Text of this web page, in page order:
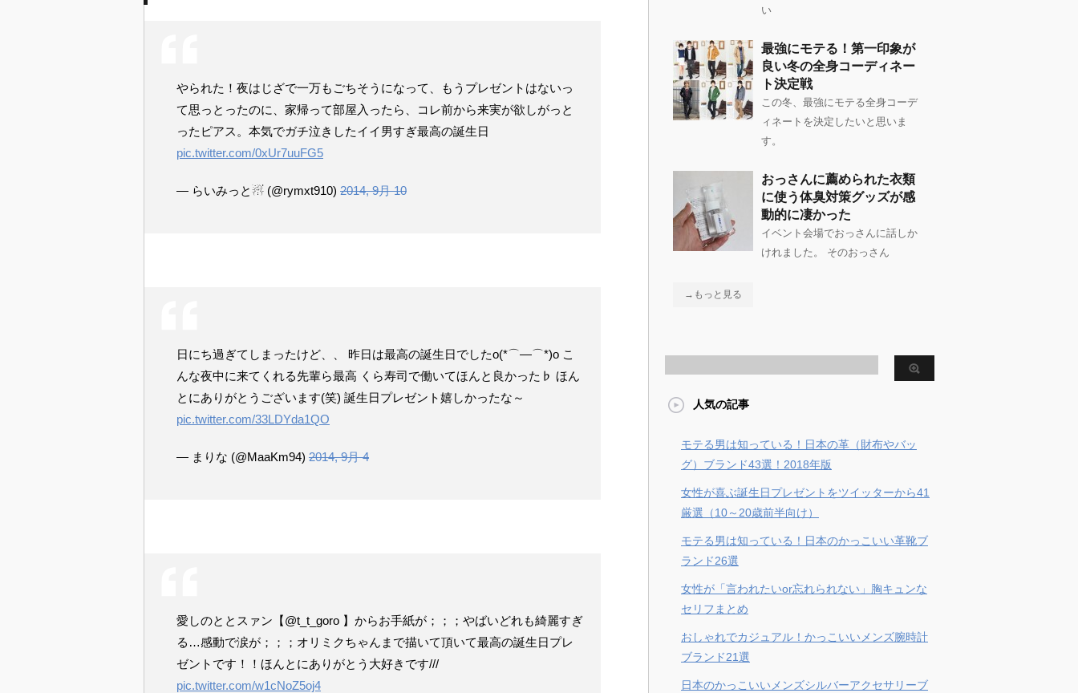
やられた！夜はじざで一万もごちそうになって、もうプレゼントはないっ
て思っとったのに、家帰って部屋入ったら、コレ前から来実が欲しがっと
ったピアス。本気でガチ泣きしたイイ男すぎ最高の誕生日
pic.twitter.com/0xUr7uuFG5
— らいみっと☃ (@rymxt910) 2014, 9月 10
日にち過ぎてしまったけど、、 昨日は最高の誕生日でしたo(*⌒―⌒*)o こ
んな夜中に来てくれる先輩ら最高 くら寿司で働いてほんと良かった♭ ほん
とにありがとうございます(笑) 誕生日プレゼント嬉しかったな～
pic.twitter.com/33LDYda1QO
— まりな (@MaaKm94) 2014, 9月 4
愛しのととスァン【@t_t_goro 】からお手紙が；；；やばいどれも綺麗すぎ
る…感動で涙が；；；オリミクちゃんまで描いて頂いて最高の誕生日プレ
ゼントです！！ほんとにありがとう大好きです///
pic.twitter.com/w1cNoZ5oj4
い
最強にモテる！第一印象が
良い冬の全身コーディネー
ト決定戦
この冬、最強にモテる全身コーデ
ィネートを決定したいと思いま
す。
おっさんに薦められた衣類
に使う体臭対策グッズが感
動的に凄かった
イベント会場でおっさんに話しか
けれました。 そのおっさん
→もっと見る
人気の記事
モテる男は知っている！日本の革（財布やバッ
グ）ブランド43選！2018年版
女性が喜ぶ誕生日プレゼントをツイッターから41
厳選（10～20歳前半向け）
モテる男は知っている！日本のかっこいい革靴ブ
ランド26選
女性が「言われたいor忘れられない」胸キュンな
セリフまとめ
おしゃれでカジュアル！かっこいいメンズ腕時計
ブランド21選
日本のかっこいいメンズシルバーアクセサリーブ